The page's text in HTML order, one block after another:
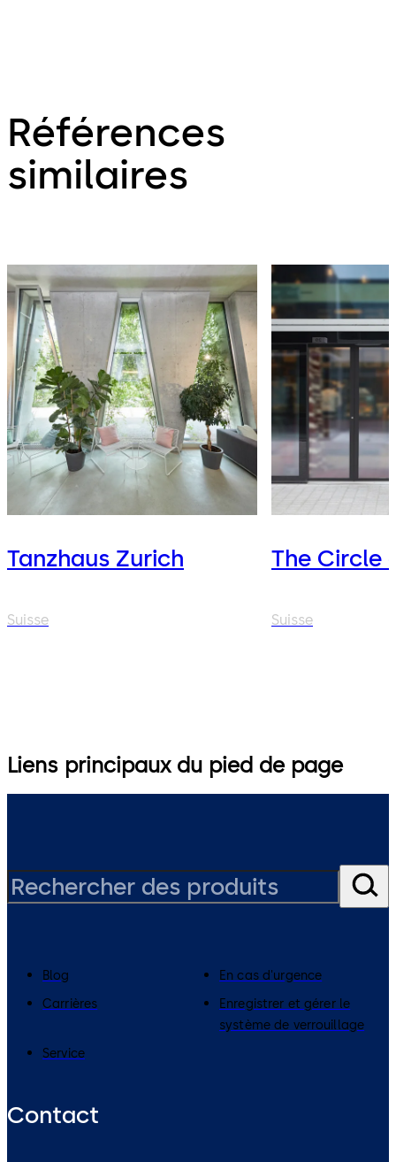
Références
similaires
Tanzhaus Zurich
Suisse
The Circle
Suisse
Liens principaux du pied de page
Blog
En cas d'urgence
Carrières
Enregistrer et gérer le
système de verrouillage
Service
Contact